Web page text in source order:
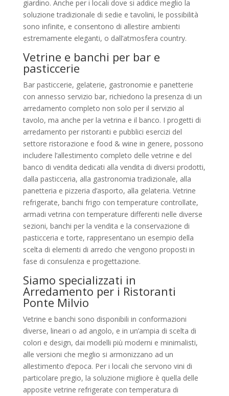
giardino. Anche per i locali dove si addice meglio la
soluzione tradizionale di sedie e tavolini, le possibilità
sono infinite, e consentono di allestire ambienti
estremamente eleganti, o dall’atmosfera country.
Vetrine e banchi per bar e
pasticcerie
Bar pasticcerie, gelaterie, gastronomie e panetterie
con annesso servizio bar, richiedono la presenza di un
arredamento completo non solo per il servizio al
tavolo, ma anche per la vetrina e il banco. I progetti di
arredamento per ristoranti e pubblici esercizi del
settore ristorazione e food & wine in genere, possono
includere l’allestimento completo delle vetrine e del
banco di vendita dedicati alla vendita di diversi prodotti,
dalla pasticceria, alla gastronomia tradizionale, alla
panetteria e pizzeria d’asporto, alla gelateria. Vetrine
refrigerate, banchi frigo con temperature controllate,
armadi vetrina con temperature differenti nelle diverse
sezioni, banchi per la vendita e la conservazione di
pasticceria e torte, rappresentano un esempio della
scelta di elementi di arredo che vengono proposti in
fase di consulenza e progettazione.
Siamo specializzati in
Arredamento per i Ristoranti
Ponte Milvio
Vetrine e banchi sono disponibili in conformazioni
diverse, lineari o ad angolo, e in un’ampia di scelta di
colori e design, dai modelli più moderni e minimalisti,
alle versioni che meglio si armonizzano ad un
allestimento d’epoca. Per i locali che servono vini di
particolare pregio, la soluzione migliore è quella delle
apposite vetrine refrigerate con temperatura di